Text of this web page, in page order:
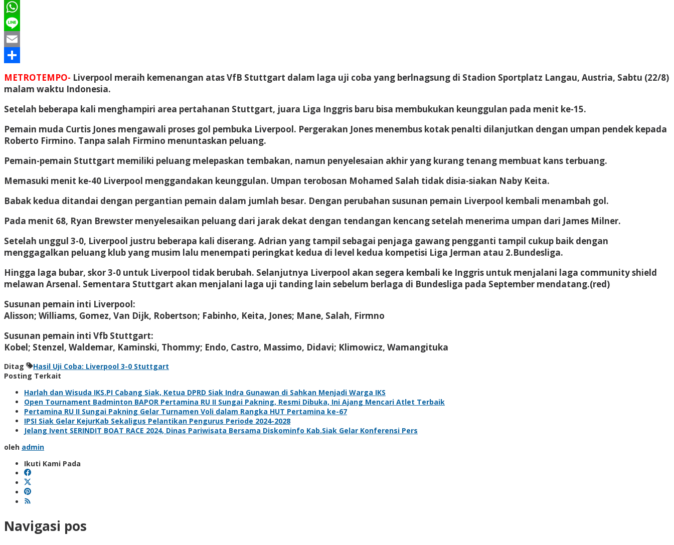
LinkedIn
WhatsApp
Line
Email
METROTEMPO- Liverpool meraih kemenangan atas VfB Stuttgart dalam laga uji coba yang berlnagsung di Stadion Sportplatz Langau, Austria, Sabtu (22/8)
malam waktu Indonesia.
Setelah beberapa kali menghampiri area pertahanan Stuttgart, juara Liga Inggris baru bisa membukukan keunggulan pada menit ke-15.
Pemain muda Curtis Jones mengawali proses gol pembuka Liverpool. Pergerakan Jones menembus kotak penalti dilanjutkan dengan umpan pendek kepada
Roberto Firmino. Tanpa salah Firmino menuntaskan peluang.
Pemain-pemain Stuttgart memiliki peluang melepaskan tembakan, namun penyelesaian akhir yang kurang tenang membuat kans terbuang.
Memasuki menit ke-40 Liverpool menggandakan keunggulan. Umpan terobosan Mohamed Salah tidak disia-siakan Naby Keita.
Babak kedua ditandai dengan pergantian pemain dalam jumlah besar. Dengan perubahan susunan pemain Liverpool kembali menambah gol.
Pada menit 68, Ryan Brewster menyelesaikan peluang dari jarak dekat dengan tendangan kencang setelah menerima umpan dari James Milner.
Setelah unggul 3-0, Liverpool justru beberapa kali diserang. Adrian yang tampil sebagai penjaga gawang pengganti tampil cukup baik dengan
menggagalkan peluang klub yang musim lalu menempati peringkat kedua di level kedua kompetisi Liga Jerman atau 2.Bundesliga.
Hingga laga bubar, skor 3-0 untuk Liverpool tidak berubah. Selanjutnya Liverpool akan segera kembali ke Inggris untuk menjalani laga community shield
melawan Arsenal. Sementara Stuttgart akan menjalani laga uji tanding lain sebelum berlaga di Bundesliga pada September mendatang.(red)
Susunan pemain inti Liverpool:
Alisson; Williams, Gomez, Van Dijk, Robertson; Fabinho, Keita, Jones; Mane, Salah, Firmno
Susunan pemain inti Vfb Stuttgart:
Kobel; Stenzel, Waldemar, Kaminski, Thommy; Endo, Castro, Massimo, Didavi; Klimowicz, Wamangituka
Ditag
Hasil Uji Coba: Liverpool 3-0 Stuttgart
Posting Terkait
Harlah dan Wisuda IKS.PI Cabang Siak, Ketua DPRD Siak Indra Gunawan di Sahkan Menjadi Warga IKS
Open Tournament Badminton BAPOR Pertamina RU II Sungai Pakning, Resmi Dibuka, Ini Ajang Mencari Atlet Terbaik
Pertamina RU II Sungai Pakning Gelar Turnamen Voli dalam Rangka HUT Pertamina ke-67
IPSI Siak Gelar KejurKab Sekaligus Pelantikan Pengurus Periode 2024-2028
Jelang Ivent SERINDIT BOAT RACE 2024, Dinas Pariwisata Bersama Diskominfo Kab.Siak Gelar Konferensi Pers
oleh admin
Ikuti Kami Pada
Navigasi pos